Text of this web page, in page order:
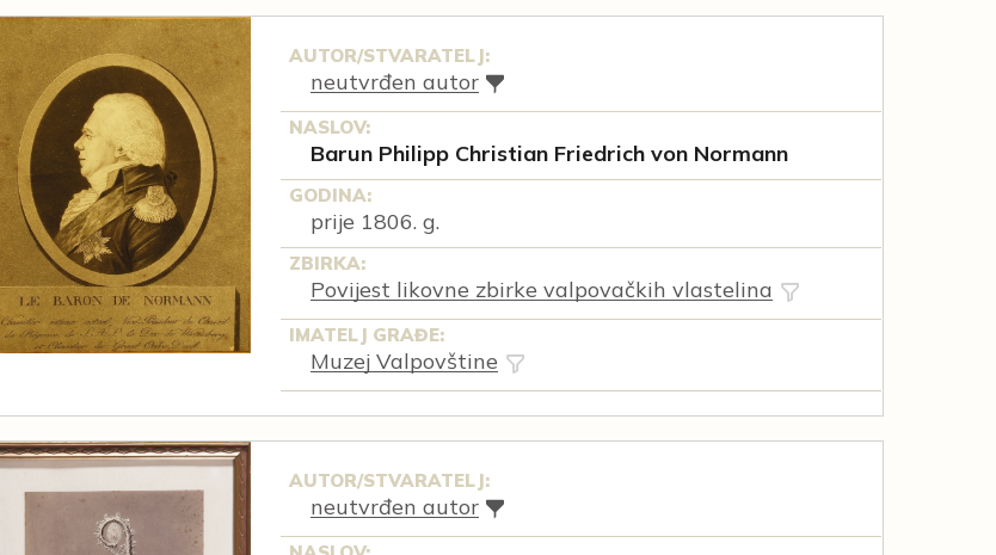
AUTOR/STVARATELJ:
neutvrđen autor
NASLOV:
Barun Philipp Christian Friedrich von Normann
GODINA:
prije 1806. g.
ZBIRKA:
Povijest likovne zbirke valpovačkih vlastelina
IMATELJ GRAĐE:
Muzej Valpovštine
AUTOR/STVARATELJ:
neutvrđen autor